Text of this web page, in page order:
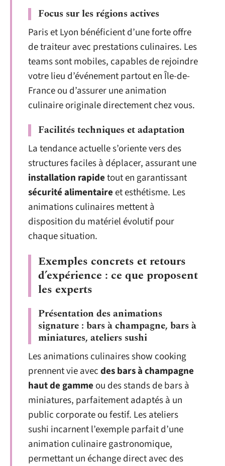
Focus sur les régions actives
Paris et Lyon bénéficient d’une forte offre
de traiteur avec prestations culinaires. Les
teams sont mobiles, capables de rejoindre
votre lieu d’événement partout en Île-de-
France ou d’assurer une animation
culinaire originale directement chez vous.
Facilités techniques et adaptation
La tendance actuelle s’oriente vers des
structures faciles à déplacer, assurant une
installation rapidetout en garantissant
sécurité alimentaireet esthétisme. Les
animations culinaires mettent à
disposition du matériel évolutif pour
chaque situation.
Exemples concrets et retours
d’expérience : ce que proposent
les experts
Présentation des animations
signature : bars à champagne, bars à
miniatures, ateliers sushi
Les animations culinaires show cooking
prennent vie avecdes bars à champagne
haut de gamme ou des stands de bars à
miniatures, parfaitement adaptés à un
public corporate ou festif. Les ateliers
sushi incarnent l’exemple parfait d’une
animation culinaire gastronomique,
permettant un échange direct avec des